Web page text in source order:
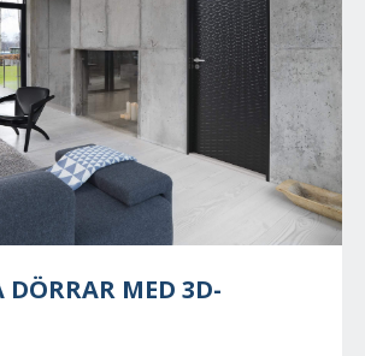
DÖRRAR MED 3D-